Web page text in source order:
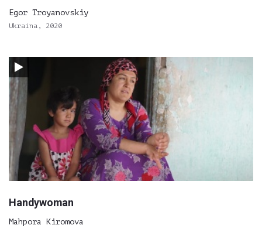
Egor Troyanovskiy
Ukraina, 2020
Handywoman
Mahpora Kiromova